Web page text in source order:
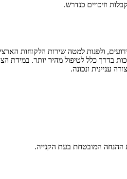
וזיכויים כנדרש.
ולפנות למטה שירות הלקוחות
בדרך כלל לטיפול מהיר יותר. במידת
עניינית ונכונה.
ההנחה המובטחת בעת הקנייה.